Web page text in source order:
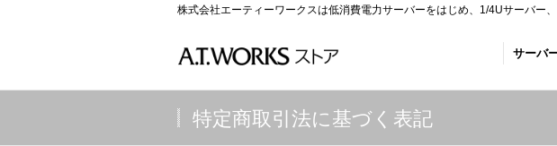
株式会社エーティーワークスは低消費電力サーバーをはじめ、1/4Uサーバー
サーバ
特定商取引法に基づく表記